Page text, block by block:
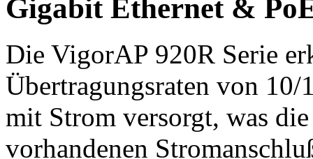
Gigabit Ethernet &
Die VigorAP 920R Serie
Übertragungsraten von
mit Strom versorgt, was
vorhandenen